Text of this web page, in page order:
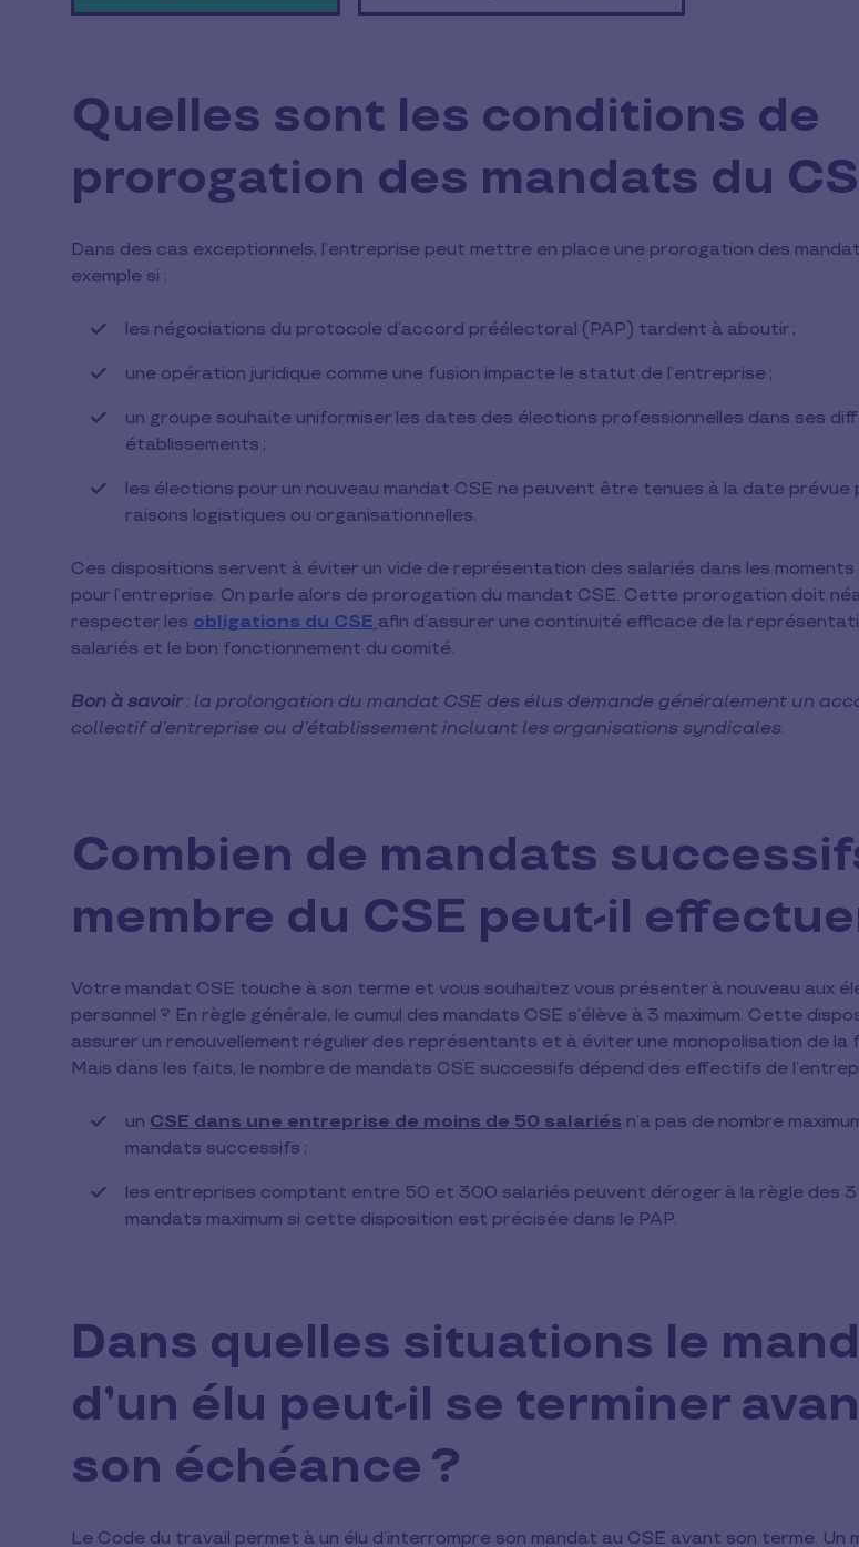
Quelles sont les conditions de
prorogation des mandats du
Dans des cas exceptionnels, l’entreprise peut mettre en place une prorogation des
exemple si :
les négociations du protocole d’accord préélectoral (PAP) tardent à aboutir ;
une opération juridique comme une fusion impacte le statut de l’entreprise ;
un groupe souhaite uniformiser les dates des élections professionnelles dans ses
établissements ;
les élections pour un nouveau mandat CSE ne peuvent être tenues à la date prévue
raisons logistiques ou organisationnelles.
Ces dispositions servent à éviter un vide de représentation des salariés dans les
pour l’entreprise. On parle alors de prorogation du mandat CSE. Cette prorogation doit
respecter les obligations du CSE afin d’assurer une continuité efficace de la
salariés et le bon fonctionnement du comité.
Bon à savoir: la prolongation du mandat CSE des élus demande généralement un
collectif d’entreprise ou d’établissement incluant les organisations syndicales.
Combien de mandats
membre du CSE peut-il
Votre mandat CSE touche à son terme et vous souhaitez vous présenter à nouveau aux
personnel ? En règle générale, le cumul des mandats CSE s’élève à 3 maximum. Cette
assurer un renouvellement régulier des représentants et à éviter une monopolisation de la
Mais dans les faits, le nombre de mandats CSE successifs dépend des effectifs de
un CSE dans une entreprise de moins de 50 salariés n’a pas de nombre
mandats successifs ;
les entreprises comptant entre 50 et 300 salariés peuvent déroger à la règle des 3
mandats maximum si cette disposition est précisée dans le PAP.
Dans quelles situations le
d’un élu peut-il se terminer
son échéance ?
Le Code du travail permet à un élu d’interrompre son mandat au CSE avant son terme. Un